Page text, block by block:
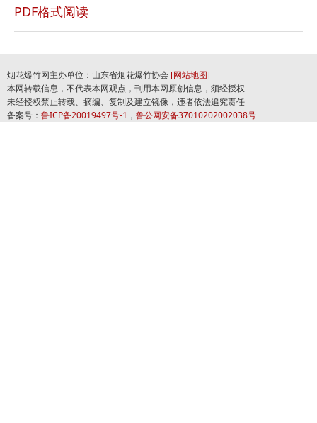
PDF格式阅读
烟花爆竹网主办单位：山东省烟花爆竹协会 [网站地图]
本网转载信息，不代表本网观点，刊用本网原创信息，须经授权
未经授权禁止转载、摘编、复制及建立镜像，违者依法追究责任
备案号： 鲁ICP备20019497号-1 ， 鲁公网安备37010202002038号